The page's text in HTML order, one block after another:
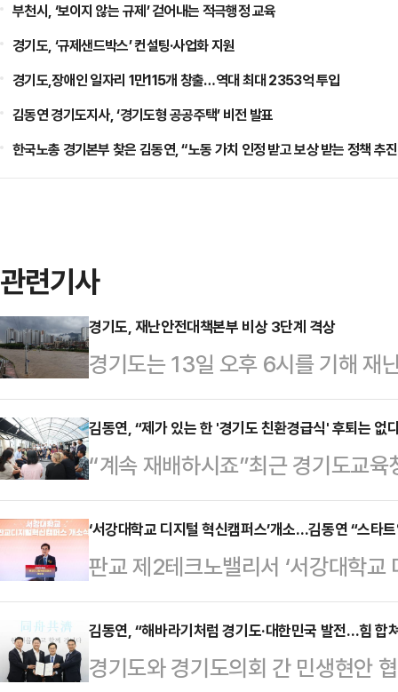
부천시, ‘보이지 않는 규제’ 걷어내는 적극행정 교육
경기도, ‘규제샌드박스’ 컨설팅·사업화 지원
경기도,장애인 일자리 1만115개 창출…역대 최대 2353억 투입
김동연 경기도지사, ‘경기도형 공공주택’ 비전 발표
한국노총 경기본부 찾은 김동연, “노동 가치 인정 받고 보상 받는 정책 추
관련기사
경기도, 재난안전대책본부 비상 3단계 격상
경기도는 13일 오후 6시를 기해 재
단계로 격상했다.3단계 발령은 올
중호우 이후 두 번째다. 현재 고양
시군에 호우주의보가 내려진 상태
200mm의 많은 비가 내린 상황에
것으로 예보됨에 따라 비상 단계를
경기도 자연재난과장을 상황관리
다.앞서 도…
김동연, “제가 있는 한 '경기도 친환경급식' 후퇴는 없
“계속 재배하시죠”최근 경기도교
는 친환경학교급식 계약재배 농장
명쾌한 답변이다.김 지사가 학교급
청과 시민사회단체 간 갈등 해소에
보호를 위한 현장 행보를 펼쳤다.
친환경 부추를 재배하는 한 농가를
지사는 생산자, 학교급식 학부모 모
‘서강대학교 디지털 혁신캠퍼스’개소…김동연 “스타
판교 제2테크노밸리서 ‘서강대학
동연 경기도지사는 13일 성남시 판
디지털혁신캠퍼스’ 개소식에서 “
만들려고 노력했었는데, 그때 이루
김동연, “해바라기처럼 경기도·대한민국 발전…힘 합
경기도와 경기도의회 간 민생현안